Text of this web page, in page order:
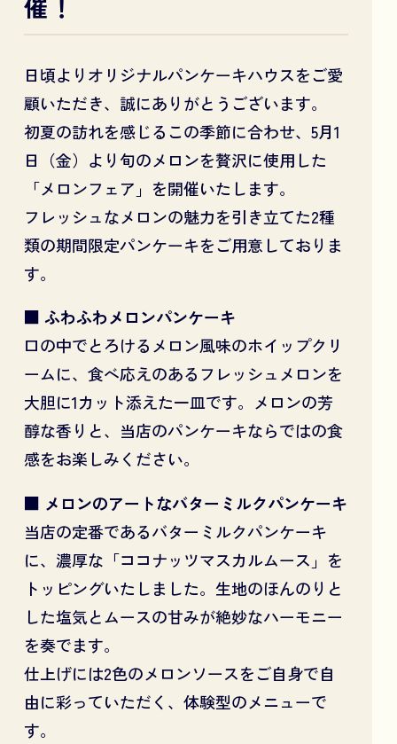
日頃よりオリジナルパンケーキハウスをご愛
顧いただき、誠にありがとうございます。
初夏の訪れを感じるこの季節に合わせ、5月1
日（金）より旬のメロンを贅沢に使用した
「メロンフェア」を開催いたします。
フレッシュなメロンの魅力を引き立てた2種
類の期間限定パンケーキをご用意しておりま
す。
■ ふわふわメロンパンケーキ
口の中でとろけるメロン風味のホイップクリ
ームに、食べ応えのあるフレッシュメロンを
大胆に1カット添えた一皿です。メロンの芳
醇な香りと、当店のパンケーキならではの食
感をお楽しみください。
■ メロンのアートなバターミルクパンケーキ
当店の定番であるバターミルクパンケーキ
に、濃厚な「ココナッツマスカルムース」を
トッピングいたしました。生地のほんのりと
した塩気とムースの甘みが絶妙なハーモニー
を奏でます。
仕上げには2色のメロンソースをご自身で自
由に彩っていただく、体験型のメニューで
す。